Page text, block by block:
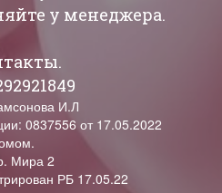
у менеджера.
И.Л
0837556 от 17.05.2022
Мира 2
РБ 17.05.22